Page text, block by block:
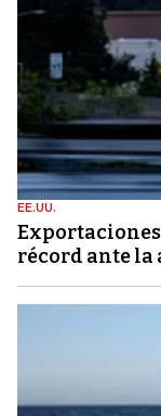
EE.UU.
Exportaciones
récord ante